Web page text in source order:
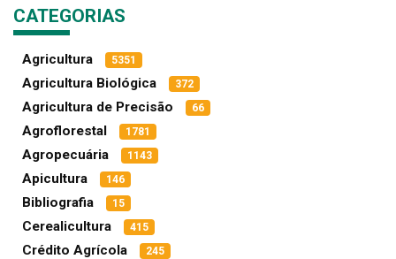
CATEGORIAS
Agricultura 5351
Agricultura Biológica 372
Agricultura de Precisão 66
Agroflorestal 1781
Agropecuária 1143
Apicultura 146
Bibliografia 15
Cerealicultura 415
Crédito Agrícola 245